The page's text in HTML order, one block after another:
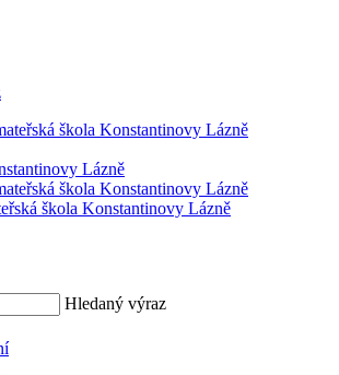
Lázně
škola Konstantinovy Lázně
Hledaný výraz